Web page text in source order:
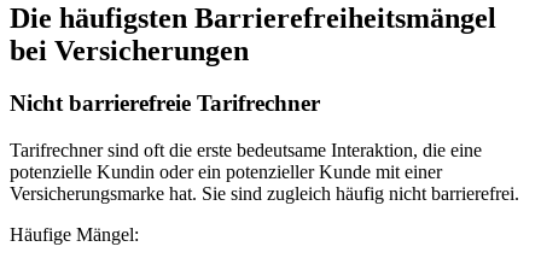
Die häufigsten Barrierefreiheitsmängel
bei Versicherungen
Nicht barrierefreie Tarifrechner
Tarifrechner sind oft die erste bedeutsame Interaktion, die eine
potenzielle Kundin oder ein potenzieller Kunde mit einer
Versicherungsmarke hat. Sie sind zugleich häufig nicht barrierefrei.
Häufige Mängel: